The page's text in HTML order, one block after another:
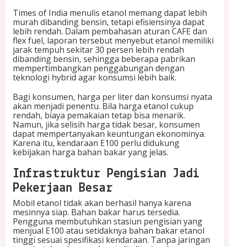
Times of India menulis etanol memang dapat lebih
murah dibanding bensin, tetapi efisiensinya dapat
lebih rendah. Dalam pembahasan aturan CAFE dan
flex fuel, laporan tersebut menyebut etanol memiliki
jarak tempuh sekitar 30 persen lebih rendah
dibanding bensin, sehingga beberapa pabrikan
mempertimbangkan penggabungan dengan
teknologi hybrid agar konsumsi lebih baik.
Bagi konsumen, harga per liter dan konsumsi nyata
akan menjadi penentu. Bila harga etanol cukup
rendah, biaya pemakaian tetap bisa menarik.
Namun, jika selisih harga tidak besar, konsumen
dapat mempertanyakan keuntungan ekonominya.
Karena itu, kendaraan E100 perlu didukung
kebijakan harga bahan bakar yang jelas.
Infrastruktur Pengisian Jadi
Pekerjaan Besar
Mobil etanol tidak akan berhasil hanya karena
mesinnya siap. Bahan bakar harus tersedia.
Pengguna membutuhkan stasiun pengisian yang
menjual E100 atau setidaknya bahan bakar etanol
tinggi sesuai spesifikasi kendaraan. Tanpa jaringan